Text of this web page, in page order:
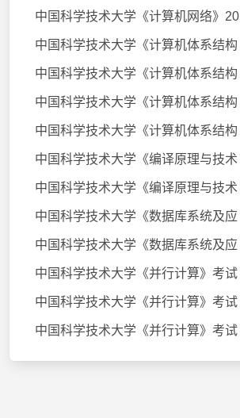
中国科学技术大学《计算机网络》20
中国科学技术大学《计算机体系结构
中国科学技术大学《计算机体系结构
中国科学技术大学《计算机体系结构
中国科学技术大学《计算机体系结构
中国科学技术大学《编译原理与技术
中国科学技术大学《编译原理与技术
中国科学技术大学《数据库系统及应
中国科学技术大学《数据库系统及应
中国科学技术大学《并行计算》考试
中国科学技术大学《并行计算》考试
中国科学技术大学《并行计算》考试